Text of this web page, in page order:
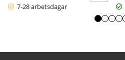
7-28 arbetsdagar